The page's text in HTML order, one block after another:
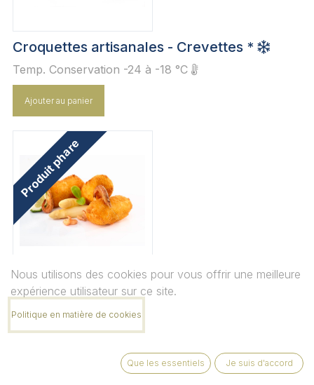
Croquettes artisanales - Crevettes *
Temp. Conservation -24 à -18 °C
Ajouter au panier
Produit phare
Croquettes artisanales - Asperges &
crevettes*
Nous utilisons des cookies pour vous offrir une meilleure
expérience utilisateur sur ce site.
Politique en matière de cookies
Que les essentiels Je suis d'accord